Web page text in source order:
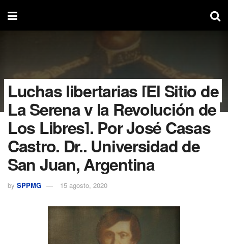
Luchas libertarias [El Sitio de
La Serena y la Revolución de
Los Libres]. Por José Casas
Castro, Dr., Universidad de
San Juan, Argentina
by SPPMG 15 agosto, 2020